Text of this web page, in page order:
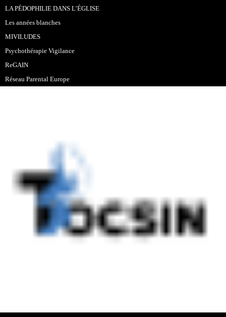
LA PÉDOPHILIE DANS L’ÉGLISE
Les années blanches
MIVILUDES
Psychothérapie Vigilance
ReGAIN
Réseau Parental Europe